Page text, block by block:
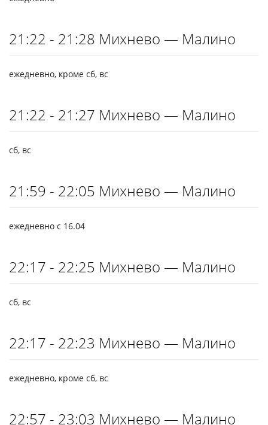
21:22 - 21:28 Михнево — Малино
ежедневно, кроме сб, вс
21:22 - 21:27 Михнево — Малино
сб, вс
21:59 - 22:05 Михнево — Малино
ежедневно с 16.04
22:17 - 22:25 Михнево — Малино
сб, вс
22:17 - 22:23 Михнево — Малино
ежедневно, кроме сб, вс
22:57 - 23:03 Михнево — Малино